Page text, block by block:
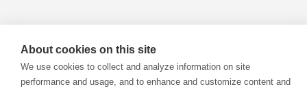
About cookies on this site
We use cookies to collect and analyze information on site
performance and usage, and to enhance and customize content and